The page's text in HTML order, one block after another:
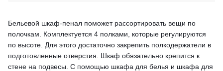
Бельевой шкаф-пенал поможет рассортировать вещи по
полочкам. Комплектуется 4 полками, которые регулируются
по высоте. Для этого достаточно закрепить полкодержатели в
подготовленные отверстия. Шкаф обязательно крепится к
стене на подвесы. С помощью шкафа для белья и шкафа для